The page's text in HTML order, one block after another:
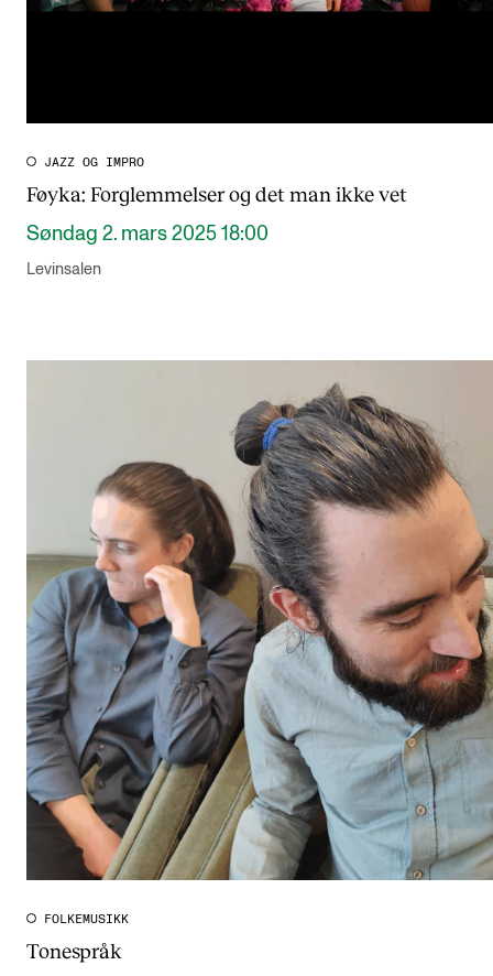
JAZZ OG IMPRO
Føyka: Forglemmelser og det man ikke vet
Søndag 2. mars 2025 18:00
Levinsalen
FOLKEMUSIKK
Tonespråk